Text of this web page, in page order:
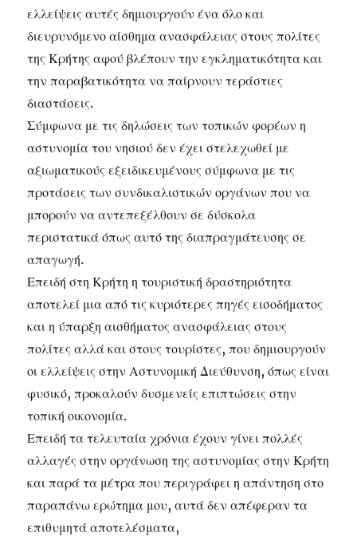
ελλείψεις αυτές δημιουργούν ένα όλο και
διευρυνόμενο αίσθημα ανασφάλειας στους πολίτες
της Κρήτης αφού βλέπουν την εγκληματικότητα και
την παραβατικότητα να παίρνουν τεράστιες
διαστάσεις.
Σύμφωνα με τις δηλώσεις των τοπικών φορέων η
αστυνομία του νησιού δεν έχει στελεχωθεί με
αξιωματικούς εξειδικευμένους σύμφωνα με τις
προτάσεις των συνδικαλιστικών οργάνων που να
μπορούν να αντεπεξέλθουν σε δύσκολα
περιστατικά όπως αυτό της διαπραγμάτευσης σε
απαγωγή.
Επειδή στη Κρήτη η τουριστική δραστηριότητα
αποτελεί μια από τις κυριότερες πηγές εισοδήματος
και η ύπαρξη αισθήματος ανασφάλειας στους
πολίτες αλλά και στους τουρίστες, που δημιουργούν
οι ελλείψεις στην Αστυνομική Διεύθυνση, όπως είναι
φυσικό, προκαλούν δυσμενείς επιπτώσεις στην
τοπική οικονομία.
Επειδή τα τελευταία χρόνια έχουν γίνει πολλές
αλλαγές στην οργάνωση της αστυνομίας στην Κρήτη
και παρά τα μέτρα που περιγράφει η απάντηση στο
παραπάνω ερώτημα μου, αυτά δεν απέφεραν τα
επιθυμητά αποτελέσματα,